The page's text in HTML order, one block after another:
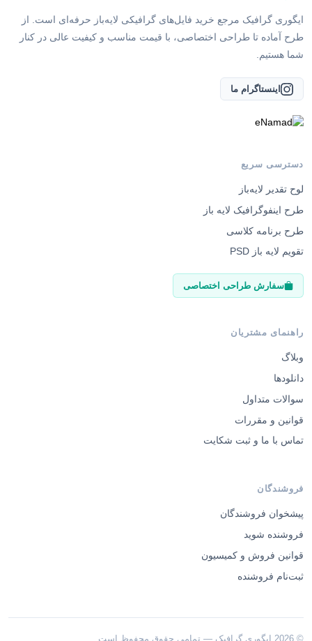
ایگوری گرافیک مرجع خرید فایل‌های گرافیکی لایه‌باز حرفه‌ای است. از
طرح آماده تا طراحی اختصاصی، با قیمت مناسب و کیفیت عالی در کنار
شما هستیم.
اینستاگرام ما
دسترسی سریع
لوح تقدیر لایه‌باز
طرح اینفوگرافیک لایه باز
طرح برنامه کلاسی
تقویم لایه باز PSD
سفارش طراحی اختصاصی
راهنمای مشتریان
وبلاگ
دانلودها
سوالات متداول
قوانین و مقررات
تماس با ما و ثبت شکایت
فروشندگان
پیشخوان فروشندگان
فروشنده شوید
قوانین فروش و کمیسیون
ثبت‌نام فروشنده
© 2026 ایگوری گرافیک — تمامی حقوق محفوظ است.